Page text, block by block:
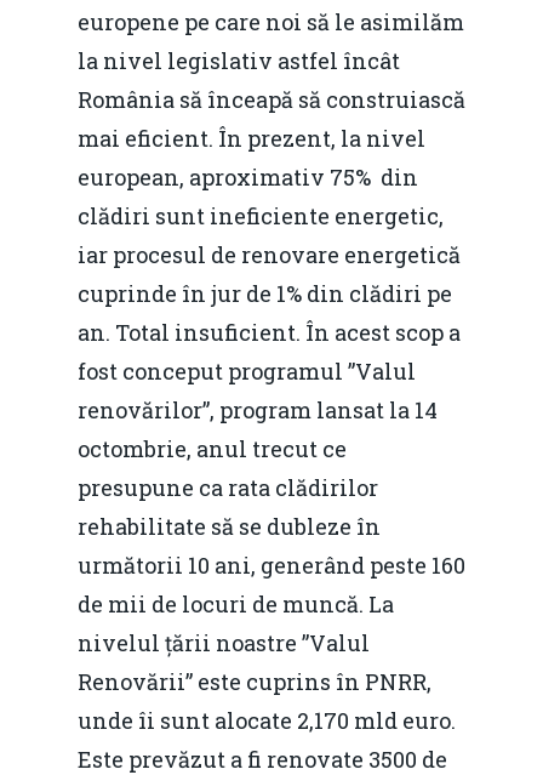
europene pe care noi să le asimilăm
la nivel legislativ astfel încât
România să înceapă să construiască
mai eficient. În prezent, la nivel
european, aproximativ 75% din
clădiri sunt ineficiente energetic,
iar procesul de renovare energetică
cuprinde în jur de 1% din clădiri pe
an. Total insuficient. În acest scop a
fost conceput programul ”Valul
renovărilor”, program lansat la 14
octombrie, anul trecut ce
presupune ca rata clădirilor
rehabilitate să se dubleze în
următorii 10 ani, generând peste 160
de mii de locuri de muncă. La
nivelul țării noastre ”Valul
Renovării” este cuprins în PNRR,
unde îi sunt alocate 2,170 mld euro.
Este prevăzut a fi renovate 3500 de
Home
Noutăți
Despre
Evenimente
Foto
Modelul economic
România – orizont
resurselor naturale
Piaţa gazelor naturale:
Video
Marea Neagră în Noua
Politici Europene în
Economie
EM360 Talk
Contact
Burse pentru